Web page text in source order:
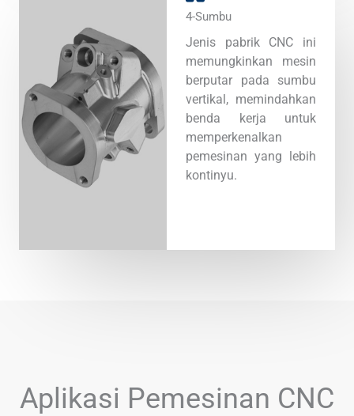
4-Sumbu
Jenis pabrik CNC ini
memungkinkan mesin
berputar pada sumbu
vertikal, memindahkan
benda kerja untuk
memperkenalkan
pemesinan yang lebih
kontinyu.
Aplikasi Pemesinan CNC